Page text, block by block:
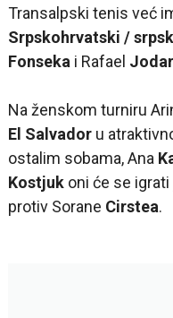
Transalpski tenis već
Srpskohrvatski /
Fonseka i Rafael Jodar
Na ženskom turniru
El Salvador u
ostalim sobama, Ana
Kostjuk oni će se
protiv Sorane Cirstea.